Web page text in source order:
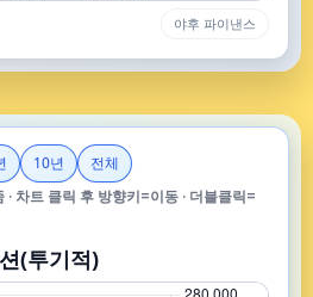
야후 파이낸스
10년 전체
차트 클릭 후 방향키=이동 · 더블클릭=
(투기적)